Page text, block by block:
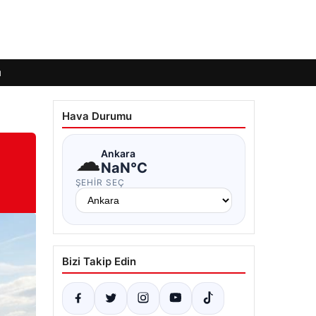
Hava Durumu
☁Ankara
NaN°C
ŞEHIR SEÇ
Bizi Takip Edin